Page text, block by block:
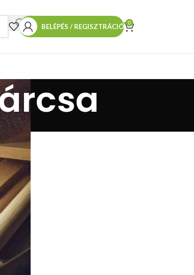
BELÉPÉS / REGISZTRÁCIÓ 0